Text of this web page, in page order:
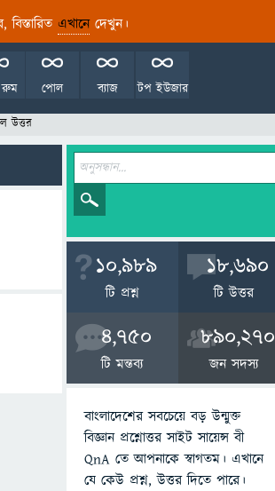
এখানেদেখুন।
টপ ইউজার
ব্যাজ
পোল
রুম
উত্তর
10,989
টি প্রশ্ন
18,690
টি উত্তর
4,750
টি মন্তব্য
890,270
জন সদস্য
বাংলাদেশের সবচেয়ে বড় উন্মুক্ত
বিজ্ঞান প্রশ্নোত্তর সাইট সায়েন্স বী
QnA তে আপনাকে স্বাগতম। এখানে
যে কেউ প্রশ্ন, উত্তর দিতে পারে।